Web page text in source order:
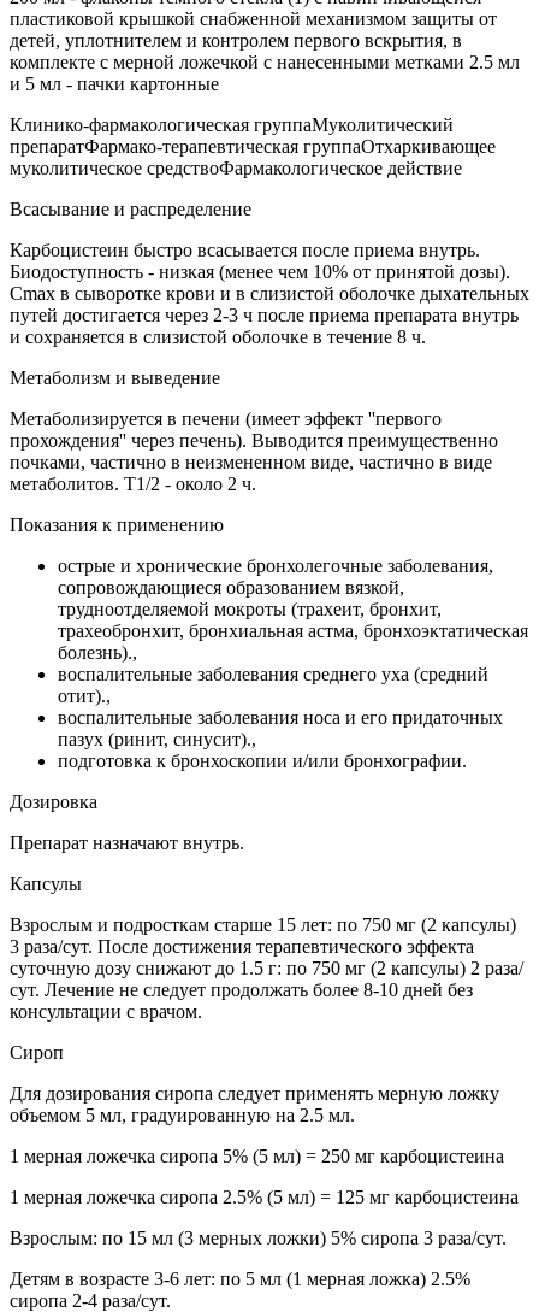
пластиковой крышкой снабженной механизмом защиты от
детей, уплотнителем и контролем первого вскрытия, в
комплекте с мерной ложечкой с нанесенными метками 2.5 мл
и 5 мл - пачки картонные
Клинико-фармакологическая группаМуколитический
препаратФармако-терапевтическая группаОтхаркивающее
муколитическое средствоФармакологическое действие
Всасывание и распределение
Карбоцистеин быстро всасывается после приема внутрь.
Биодоступность - низкая (менее чем 10% от принятой дозы).
Cmax в сыворотке крови и в слизистой оболочке дыхательных
путей достигается через 2-3 ч после приема препарата внутрь
и сохраняется в слизистой оболочке в течение 8 ч.
Метаболизм и выведение
Метаболизируется в печени (имеет эффект ''первого
прохождения'' через печень). Выводится преимущественно
почками, частично в неизмененном виде, частично в виде
метаболитов. T1/2 - около 2 ч.
Показания к применению
острые и хронические бронхолегочные заболевания,
сопровождающиеся образованием вязкой,
трудноотделяемой мокроты (трахеит, бронхит,
трахеобронхит, бронхиальная астма, бронхоэктатическая
болезнь).,
воспалительные заболевания среднего уха (средний
отит).,
воспалительные заболевания носа и его придаточных
пазух (ринит, синусит).,
подготовка к бронхоскопии и/или бронхографии.
Дозировка
Препарат назначают внутрь.
Капсулы
Взрослым и подросткам старше 15 лет: по 750 мг (2 капсулы)
3 раза/сут. После достижения терапевтического эффекта
суточную дозу снижают до 1.5 г: по 750 мг (2 капсулы) 2 раза/
сут. Лечение не следует продолжать более 8-10 дней без
консультации с врачом.
Сироп
Для дозирования сиропа следует применять мерную ложку
объемом 5 мл, градуированную на 2.5 мл.
1 мерная ложечка сиропа 5% (5 мл) = 250 мг карбоцистеина
1 мерная ложечка сиропа 2.5% (5 мл) = 125 мг карбоцистеина
Взрослым: по 15 мл (3 мерных ложки) 5% сиропа 3 раза/сут.
Детям в возрасте 3-6 лет: по 5 мл (1 мерная ложка) 2.5%
сиропа 2-4 раза/сут.